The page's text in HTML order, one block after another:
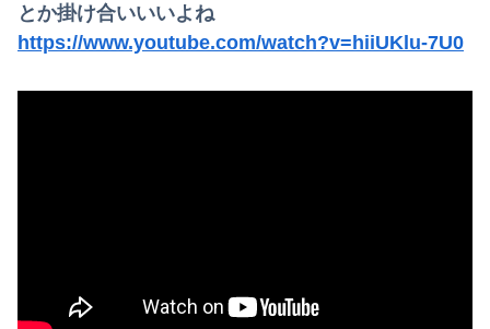
とか掛け合いいいよね
https://www.youtube.com/watch?v=hiiUKlu-7U0